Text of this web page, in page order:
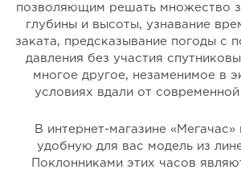
позволяющим решать множество
глубины и высоты, узнавание
заката, предсказывание погоды с
давления без участия
многое другое, незаменимое в
условиях вдали от современной
В интернет-магазине
удобную для вас модель из
Поклонниками этих часов